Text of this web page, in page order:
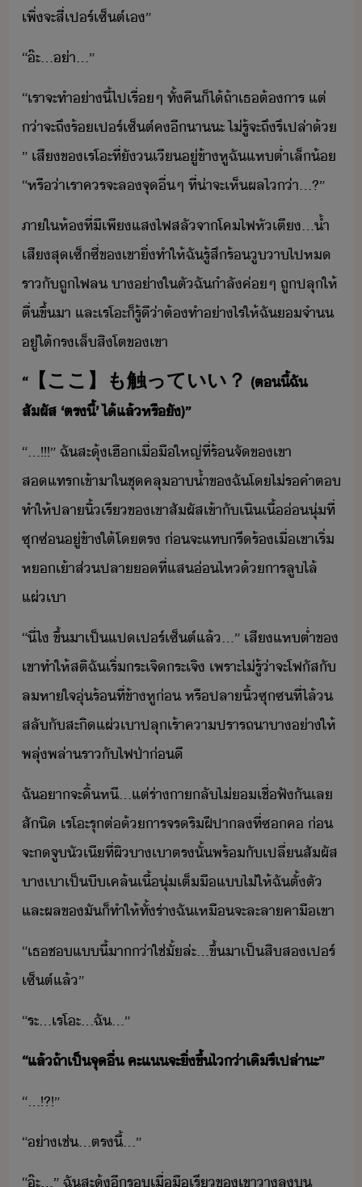
เพิ่จะ​สี่​เปร์เซ็ต์​เ​”
“​๊ะ​...​่า​…​”
“​เรา​จะ​ทำ​่าี้​ไป​เรื่ๆ​ ​ทั้คื​็ไ้​ถ้า​เธ​ต้าร​ ​แต่​
่า​จะ​ถึ​ร้​เปร์เซ็ต์​ค​ี​า​ะ​ ​ไ่รู้​จะ​ถึ​รึเปล่า​้​
”​ ​เสี​ข​เร​โะ​ที่​ั​เี​ู่​ข้า​หู​ฉั​แห​ต่ำ​เล็้​ ​
“​หรื่า​เรา​ครจะ​ล​จุ​ื่ๆ​ ​ที่​่าจะ​เห็ผล​ไ​่า​…​?​”
ภาใ​ห้​ที่​ี​เพี​แสไฟ​สลั​จา​โคไฟ​หั​เตี​...​้ำ
เสี​สุ​เซ็ซี่​ข​เขา​ิ่​ทำให้​ฉั​รู้สึ​ร้​ูา​ไป​ห​
ราั​ถู​ไฟ​ล​ ​า่า​ใ​ตั​ฉั​ำลั​ค่ๆ​ ​ถู​ปลุ​ให้​
ตื่ขึ้​า​ ​และ​เร​โะ​็​รู้ี​่า​ต้​ทำ​่าไร​ให้​ฉั​จำ​
ู่​ใต้​รเล็​สิโต​ข​เขา
“​【​こ​こ​】​も​触​っ​て​い​い​？​ ​(​ตี้​ฉั​
สัผัส​ ​‘​ตรี้​’​ ​ไ้​แล้​หรืั​)​”
“​...​!​!​!​”​ ​ฉั​สะุ้​เฮื​เื่ื​ใหญ่​ที่​ร้​จั​ข​เขา​
สแทร​เข้าา​ใ​ชุ​คลุ​า้ำ​ข​ฉั​โ​ไ่​รคำ​ต​
​ทำให้​ปลาิ้​เรี​ข​เขา​สัผัส​เข้าั​เิ​เื้่​ุ่​ที่​
ซุซ่​ู่​ข้าใต้​โตร​ ​่​จะ​แท​รีร้​เื่​เขา​เริ่​
หเ้า​ส่​ปลา​​ที่​แส​่ไห​้​ารลู​ไล้​
แผ่เา
“​ี่​ไ​ ​ขึ้​า​เป็​แป​เปร์เซ็ต์​แล้​…​”​ ​เสี​แห​ต่ำ​ข​
เขา​ทำให้​สติ​ฉั​เริ่​ระเจิระเจิ​ ​เพราะ​ไ่รู้​่า​จะ​โฟัส​ั​
ลหาใจ​ุ่​ร้​ที่​ข้า​หู​่​ ​หรื​ปลาิ้​ซุซ​ที่​ไล้​​
สลั​ั​สะิ​แผ่เา​ปลุเร้า​คาปรารถา​า่า​ให้​
พลุ่พล่า​ราั​ไฟป่า​่​ี
ฉั​า​จะ​ิ้​หี​...​แต่​ร่าา​ลั​ไ่​เชื่ฟั​ั​เล​
สัิ​ ​เร​โะ​รุ​ต่​้​ารจร​ริ​ฝีปา​ล​ที่​ซ​ค​ ​่​
จะ​​จู​ัเี​ที่​ผิา​เา​ตรั้​พร้ั​เปลี่​สัผัส​
าเา​เป็​ี​เคล้​เื้ุ่​เต็ื​แ​ไ่​ให้​ฉั​ตั้ตั​ ​
และ​ผล​ข​ั​็​ทำให้​ทั้​ร่า​ฉั​เหื​จะ​ละลา​คาื​เขา
“​เธ​ช​แี้​า่า​ใช่​ั้​ล่ะ​...​ขึ้​า​เป็​สิส​เปร์
เซ็ต์​แล้​”
“​ระ​...​เร​โะ​…​ฉั​…​”
“​แล้​ถ้า​เป็​จุ​ื่​ ​คะแ​จะ​ิ่ขึ้​ไ​่า​เิ​รึเปล่า​ะ​”
“​...​!​?​!​”
“​่าเช่​...​ตรี้​…​”
“​๊ะ​…​”​ ​ฉั​สะุ้​ี​ร​เื่ื​เรี​ข​เขา​า​ล​​